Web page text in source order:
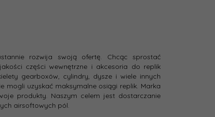
rozwija swoją ofertę. Chcąc sprostać
części wewnętrzne i akcesoria do replik
gearboxów, cylindry, dysze i wiele innych
mogli uzyskać maksymalne osiągi replik. Marka
produkty. Naszym celem jest dostarczanie
airsoftowych pól.